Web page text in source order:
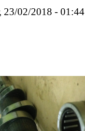
23/02/2018 - 01:44